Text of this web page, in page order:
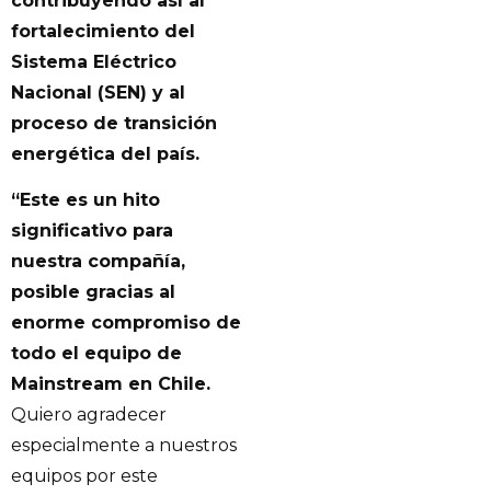
fortalecimiento del
Sistema Eléctrico
Nacional (SEN) y al
proceso de transición
energética del país.
“Este es un hito
significativo para
nuestra compañía,
posible gracias al
enorme compromiso de
todo el equipo de
Mainstream en Chile.
Quiero agradecer
especialmente a nuestros
equipos por este